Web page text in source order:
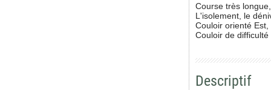
Course très
L'isolement, le
Couloir orienté
Couloir de
Descriptif